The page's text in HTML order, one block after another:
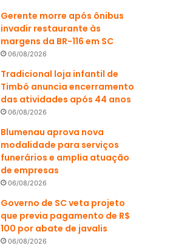
Gerente morre após ônibus
invadir restaurante às
margens da BR-116 em SC
06/08/2026
Tradicional loja infantil de
Timbó anuncia encerramento
das atividades após 44 anos
06/08/2026
Blumenau aprova nova
modalidade para serviços
funerários e amplia atuação
de empresas
06/08/2026
Governo de SC veta projeto
que previa pagamento de R$
100 por abate de javalis
06/08/2026